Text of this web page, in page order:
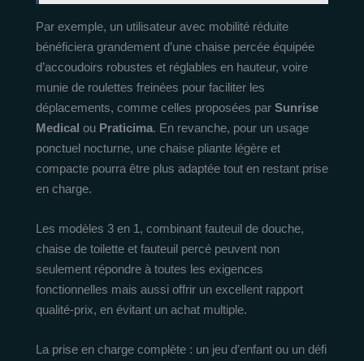
Par exemple, un utilisateur avec mobilité réduite
bénéficiera grandement d’une chaise percée équipée
d’accoudoirs robustes et réglables en hauteur, voire
munie de roulettes freinées pour faciliter les
déplacements, comme celles proposées par Sunrise
Medical ou Praticima. En revanche, pour un usage
ponctuel nocturne, une chaise pliante légère et
compacte pourra être plus adaptée tout en restant prise
en charge.
Les modèles 3 en 1, combinant fauteuil de douche,
chaise de toilette et fauteuil percé peuvent non
seulement répondre à toutes les exigences
fonctionnelles mais aussi offrir un excellent rapport
qualité-prix, en évitant un achat multiple.
La prise en charge complète : un jeu d’enfant ou un défi